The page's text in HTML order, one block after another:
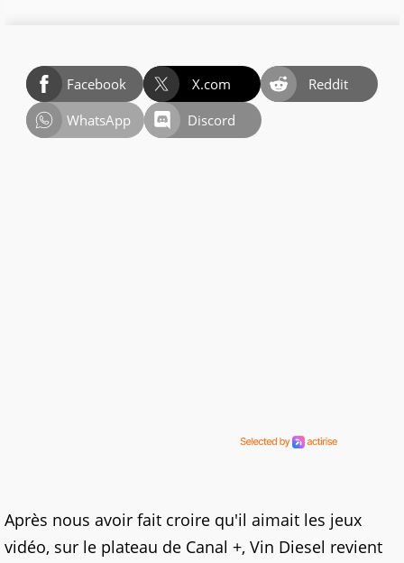
Facebook X.com
Reddit
WhatsApp
Discord
Après nous avoir fait croire qu'il aimait les jeux
vidéo, sur le plateau de Canal +, Vin Diesel revient